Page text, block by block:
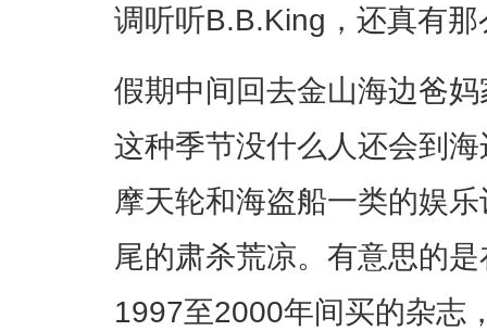
调听听B.B.King，还真有
假期中间回去金山海边爸
这种季节没什么人还会到
摩天轮和海盗船一类的娱
尾的肃杀荒凉。有意思的
1997至2000年间买的杂志